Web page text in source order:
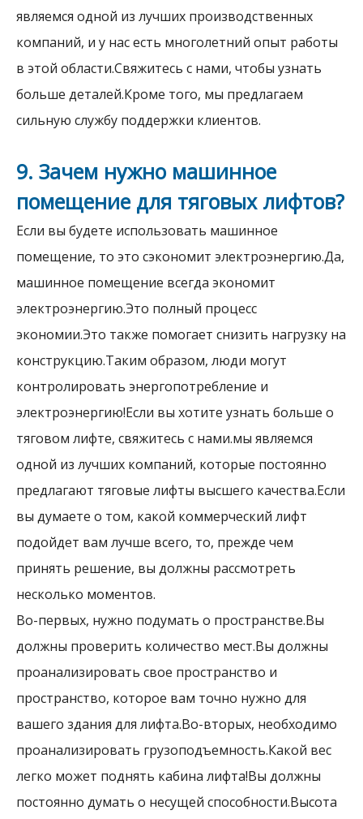
являемся одной из лучших производственных
компаний, и у нас есть многолетний опыт работы
в этой области.Свяжитесь с нами, чтобы узнать
больше деталей.Кроме того, мы предлагаем
сильную службу поддержки клиентов.
9. Зачем нужно машинное
помещение для тяговых лифтов?
Если вы будете использовать машинное
помещение, то это сэкономит электроэнергию.Да,
машинное помещение всегда экономит
электроэнергию.Это полный процесс
экономии.Это также помогает снизить нагрузку на
конструкцию.Таким образом, люди могут
контролировать энергопотребление и
электроэнергию!Если вы хотите узнать больше о
тяговом лифте, свяжитесь с нами.мы являемся
одной из лучших компаний, которые постоянно
предлагают тяговые лифты высшего качества.Если
вы думаете о том, какой коммерческий лифт
подойдет вам лучше всего, то, прежде чем
принять решение, вы должны рассмотреть
несколько моментов.
Во-первых, нужно подумать о пространстве.Вы
должны проверить количество мест.Вы должны
проанализировать свое пространство и
пространство, которое вам точно нужно для
вашего здания для лифта.Во-вторых, необходимо
проанализировать грузоподъемность.Какой вес
легко может поднять кабина лифта!Вы должны
постоянно думать о несущей способности.Высота